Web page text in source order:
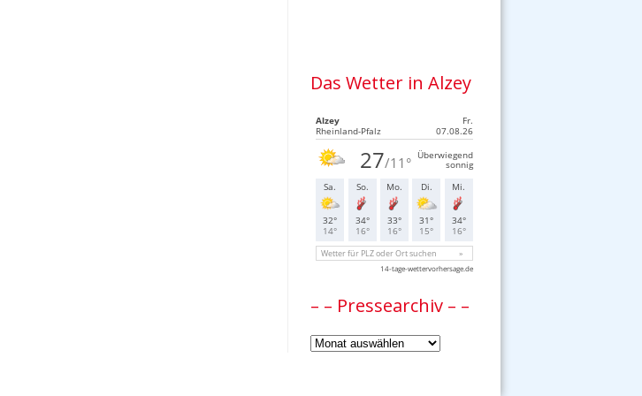
Das Wetter in Alzey
– – Pressearchiv – –